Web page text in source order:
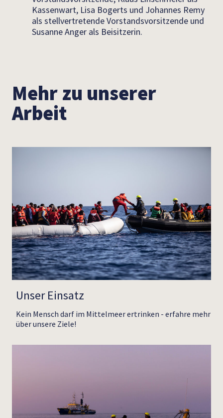
Kassenwart, Lisa Bogerts und Johannes Remy
als stellvertretende Vorstandsvorsitzende und
Susanne Anger als Beisitzerin.
Mehr zu unserer
Arbeit
Unser Einsatz
Kein Mensch darf im Mittelmeer ertrinken - erfahre mehr
über unsere Ziele!